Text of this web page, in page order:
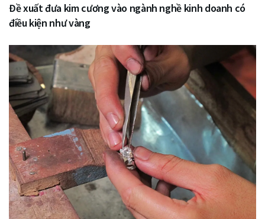
Đề xuất đưa kim cương vào ngành nghề kinh doanh có
điều kiện như vàng